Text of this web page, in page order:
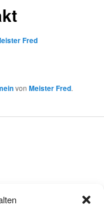
Fred
vonMeister Fred.